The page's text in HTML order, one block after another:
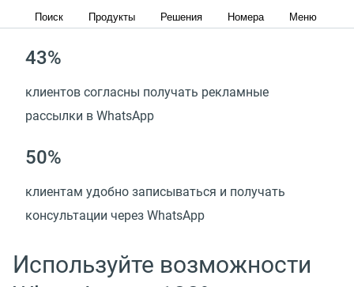
Поиск Продукты Решения Номера Меню
канала обслуживания
43%
клиентов согласны получать рекламные
рассылки в WhatsApp
50%
клиентам удобно записываться и получать
консультации через WhatsApp
Используйте возможности